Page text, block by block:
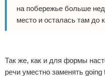
на побережье больше
место и осталась там до
Так же, как и для формы
речи уместно заменять going